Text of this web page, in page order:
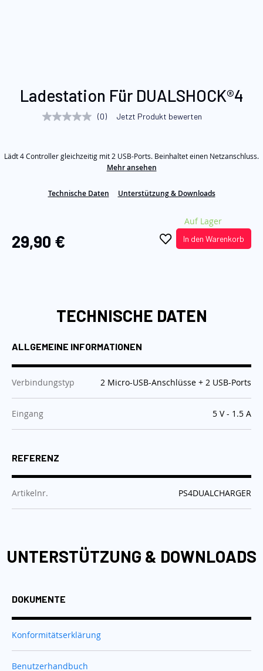
Anfang
Ladestation Für DUALSHOCK®4
Kein
derselben
(0) Jetzt Produkt bewerten
Lädt 4 Controller gleichzeitig mit 2 USB-Ports. Beinhaltet einen Netzanschluss.
Mehr ansehen
Technische Daten Unterstützung & Downloads
29,90 €
Auf Lager
In den Warenkorb
TECHNISCHE DATEN
ALLGEMEINE INFORMATIONEN
Verbindungstyp :2 Micro-USB-Anschlüsse + 2 USB-Ports
Eingang :5 V - 1.5 A
REFERENZ
Artikelnr. :PS4DUALCHARGER
UNTERSTÜTZUNG & DOWNLOADS
DOKUMENTE
Konformitätserklärung
Benutzerhandbuch